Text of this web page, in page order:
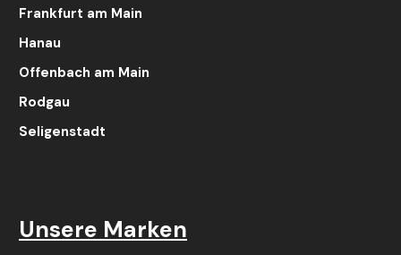
Frankfurt am Main
Hanau
Offenbach am Main
Rodgau
Seligenstadt
Unsere Marken